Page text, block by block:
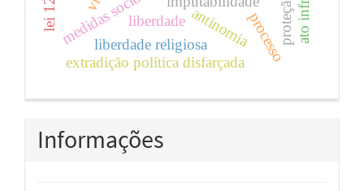
liberdade religiosa
extradição política disfarçadaprocesso
antinomia
liberdade
Informações